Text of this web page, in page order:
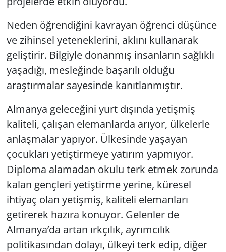
Neden öğrendiğini kavrayan öğrenci düşünce
ve zihinsel yeteneklerini, aklını kullanarak
geliştirir. Bilgiyle donanmış insanların sağlıklı
yaşadığı, mesleğinde başarılı olduğu
araştırmalar sayesinde kanıtlanmıştır.
Almanya geleceğini yurt dışında yetişmiş
kaliteli, çalışan elemanlarda arıyor, ülkelerle
anlaşmalar yapıyor. Ülkesinde yaşayan
çocukları yetiştirmeye yatırım yapmıyor.
Diploma alamadan okulu terk etmek zorunda
kalan gençleri yetiştirme yerine, küresel
ihtiyaç olan yetişmiş, kaliteli elemanları
getirerek hazıra konuyor. Gelenler de
Almanya’da artan ırkçılık, ayrımcılık
politikasından dolayı, ülkeyi terk edip, diğer